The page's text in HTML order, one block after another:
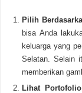
Pilih
bisa Anda
keluarga yang
Selatan. Selain
memberikan
Lihat Portofolio